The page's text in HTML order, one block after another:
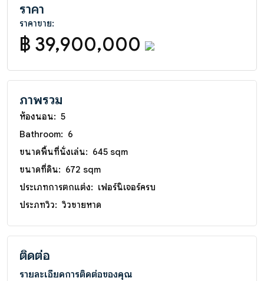
ราคา
ราคาขาย:
฿ 39,900,000
ภาพรวม
ห้องนอน: 5
Bathroom: 6
ขนาดพื้นที่นั่งเล่น: 645 sqm
ขนาดที่ดิน: 672 sqm
ประเภทการตกแต่ง: เฟอร์นิเจอร์ครบ
ประภทวิว: วิวชายหาด
ติดต่อ
รายละเอียดการติดต่อของคุณ